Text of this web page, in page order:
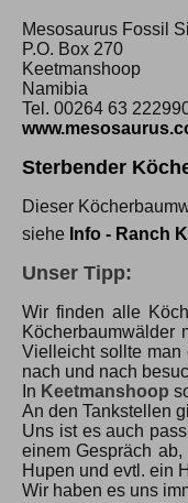
Mesosaurus Fossil
P.O. Box 270
Keetmanshoop
Namibia
Tel. 00264 63
Sterbender
Dieser
siehe Info - Ranch
Unser Tipp:
Wir finden alle
Köcherbaumwälder
Vielleicht sollte man
nach und nach
In Keetmanshoop
An den Tankstellen
Uns ist es auch
einem Gespräch
Hupen und evtl. ein
Wir haben es uns